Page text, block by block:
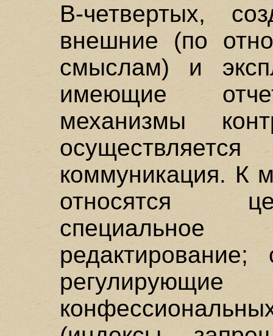
В-четвертых,
внешние (по
смыслам) и
имеющие
механизмы
коммуникация. К
относятся
специальное